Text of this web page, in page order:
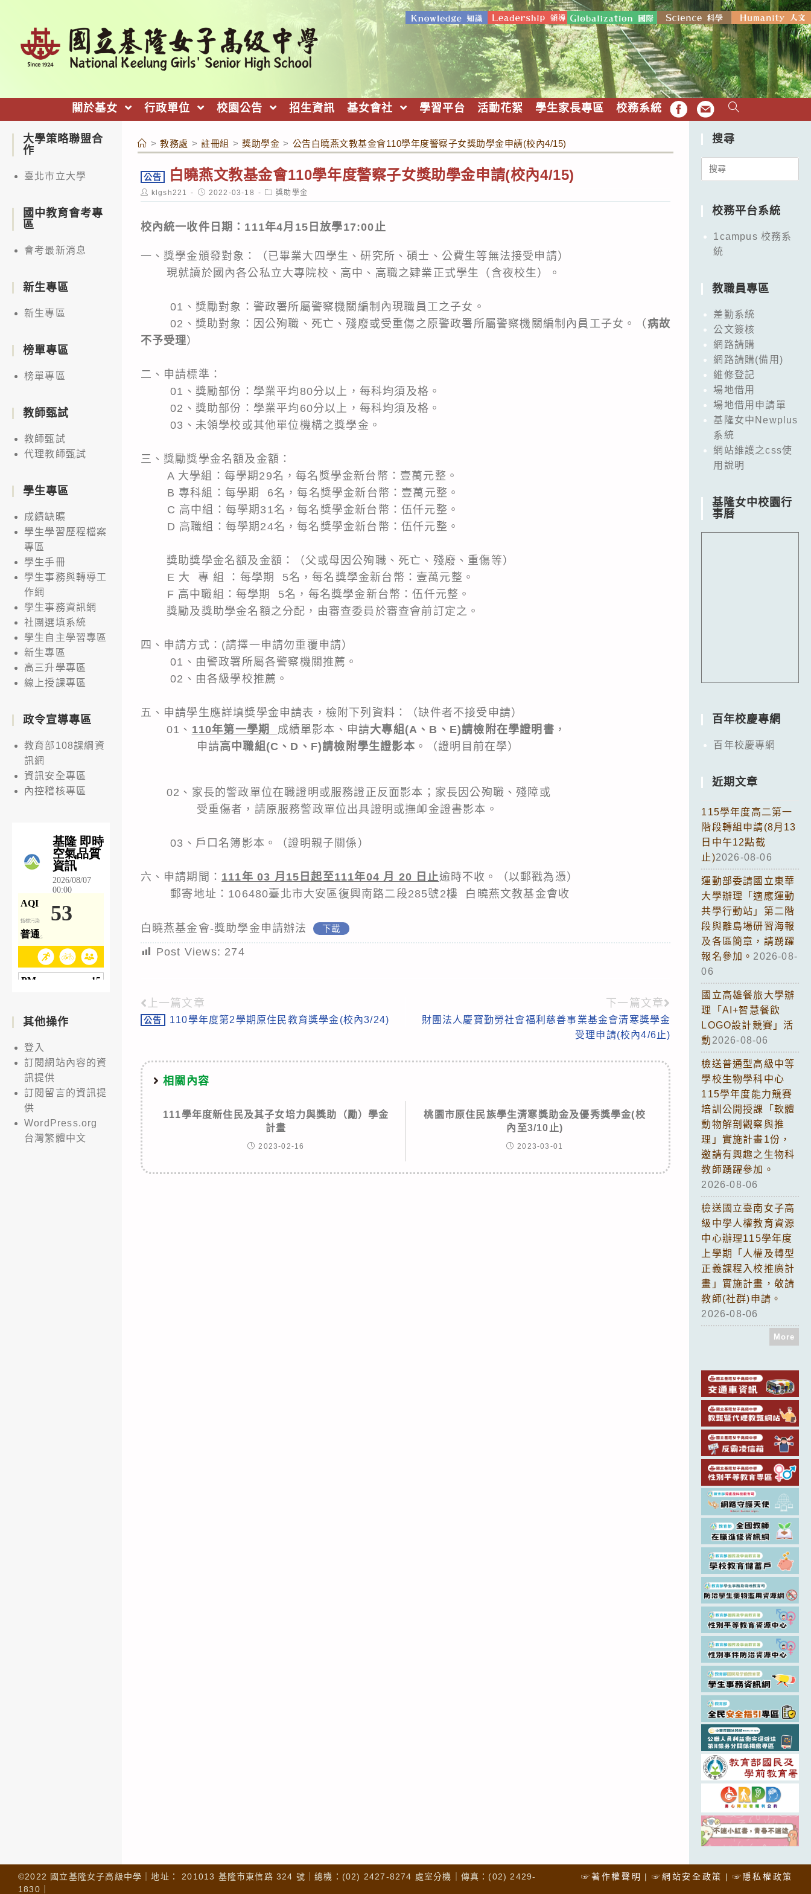
關於基女 行政單位 校園公告 招生資訊 基女會社 學習平台 活動花絮 學生家長專區 校務系統 FB EMAIL
> 教務處 > 註冊組 > 獎助學金 > 公告白曉燕文教基金會110學年度警察子女獎助學金申請(校內4/15)
公告 白曉燕文教基金會110學年度警察子女獎助學金申請(校內4/15)
Post
author:
klgsh221
Post
published:
2022-03-18
Post
category:
獎助學金
校內統一收件日期：111年4月15日放學17:00止
一、獎學金頒發對象：（已畢業大四學生、研究所、碩士、公費生等無法接受申請）
現就讀於國內各公私立大專院校、高中、高職之肄業正式學生（含夜校生）。
01、獎勵對象：警政署所屬警察機關編制內現職員工之子女。
02、獎助對象：因公殉職、死亡、殘廢或受重傷之原警政署所屬警察機關編制內員工子女。（病故
不予受理）
二、申請標準：
01、獎勵部份：學業平均80分以上，每科均須及格。
02、獎助部份：學業平均60分以上，每科均須及格。
03、未領學校或其他單位機構之獎學金。
三、獎勵獎學金名額及金額：
A 大學組：每學期29名，每名獎學金新台幣：壹萬元整。
B 專科組：每學期 6名，每名獎學金新台幣：壹萬元整。
C 高中組：每學期31名，每名獎學金新台幣：伍仟元整。
D 高職組：每學期24名，每名獎學金新台幣：伍仟元整。
獎助獎學金名額及金額：（父或母因公殉職、死亡、殘廢、重傷等）
E 大 專 組 ：每學期 5名，每名獎學金新台幣：壹萬元整。
F 高中職組：每學期 5名，每名獎學金新台幣：伍仟元整。
獎勵及獎助學金名額之分配，由審查委員於審查會前訂定之。
四、申請方式：(請擇一申請勿重覆申請）
01、由警政署所屬各警察機關推薦。
02、由各級學校推薦。
五、申請學生應詳填獎學金申請表，檢附下列資料：（缺件者不接受申請）
01、 110年第一學期 成績單影本、申請大專組(A、B、E)請檢附在學證明書 ，
申請高中職組(C、D、F)請檢附學生證影本 。（證明目前在學）
02、家長的警政單位在職證明或服務證正反面影本；家長因公殉職、殘障或
受重傷者，請原服務警政單位出具證明或撫卹金證書影本。
03、戶口名簿影本。（證明親子關係）
六、申請期間： 111年 03 月15日起至111年04 月 20 日止逾時不收。（以郵戳為憑）
郵寄地址：106480臺北市大安區復興南路二段285號2樓 白曉燕文教基金會收
白曉燕基金會-獎助學金申請辦法 下載
Post Views: 274
Read
more
上一篇文章
公告 110學年度第2學期原住民教育獎學金(校內3/24)
下一篇文章
財團法人慶寶勤勞社會福利慈善事業基金會清寒獎學金
受理申請(校內4/6止)
相關內容
111學年度新住民及其子女培力與獎助（勵）學金
計畫
2023-02-16
桃園市原住民族學生清寒獎助金及優秀獎學金(校
內至3/10止)
2023-03-01
大學策略聯盟合
作
臺北市立大學
國中教育會考專
區
會考最新消息
新生專區
新生專區
榜單專區
榜單專區
教師甄試
教師甄試
代理教師甄試
學生專區
成績缺曠
學生學習歷程檔案
專區
學生手冊
學生事務與轉導工
作網
學生事務資訊網
社團選填系統
學生自主學習專區
新生專區
高三升學專區
線上授課專區
政令宣導專區
教育部108課綱資
訊網
資訊安全專區
內控稽核專區
其他操作
登入
訂閱網站內容的資
訊提供
訂閱留言的資訊提
供
WordPress.org
台灣繁體中文
搜尋
Search
校務平台系統
1campus 校務系
統
教職員專區
差勤系統
公文簽核
網路請購
網路請購(備用)
維修登記
場地借用
場地借用申請單
基隆女中Newplus
系統
網站維護之css使
用說明
基隆女中校園行
事曆
百年校慶專網
百年校慶專網
近期文章
115學年度高二第一
階段轉組申請(8月13
日中午12點截
止)2026-08-06
運動部委請國立東華
大學辦理「適應運動
共學行動站」第二階
段與離島場研習海報
及各區簡章，請踴躍
報名參加。 2026-08-
06
國立高雄餐旅大學辦
理「AI+智慧餐飲
LOGO設計競賽」活
動 2026-08-06
檢送普通型高級中等
學校生物學科中心
115學年度能力競賽
培訓公開授課「軟體
動物解剖觀察與推
理」實施計畫1份，
邀請有興趣之生物科
教師踴躍參加。
2026-08-06
檢送國立臺南女子高
級中學人權教育資源
中心辦理115學年度
上學期「人權及轉型
正義課程入校推廣計
畫」實施計畫，敬請
教師(社群)申請。
2026-08-06
More
☞著作權聲明 ☞網站安全政策 ☞隱私權政策
©2022 國立基隆女子高級中學｜地址： 201013 基隆市東信路 324 號｜總機：(02) 2427-8274 處室分機｜傳真：(02) 2429-
1830｜